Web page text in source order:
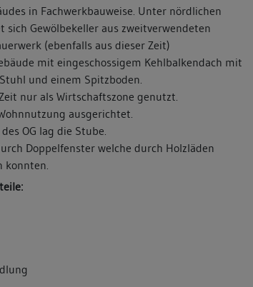
in Fachwerkbauweise. Unter nördlichen
sich Gewölbekeller aus zweitverwendeten
(ebenfalls aus dieser Zeit)
mit eingeschossigem Kehlbalkendach mit
und einem Spitzboden.
nur als Wirtschaftszone genutzt.
ausgerichtet.
OG lag die Stube.
Doppelfenster welche durch Holzläden
konnten.